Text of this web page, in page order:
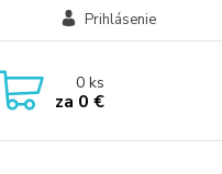
Prihlásenie
0ks
za 0 €